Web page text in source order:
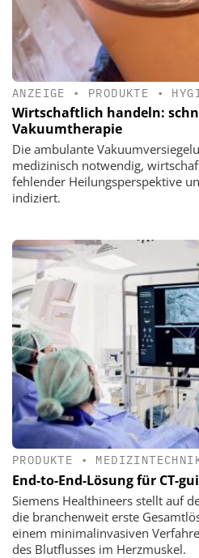
ANZEIGE • PRODUKTE •
Wirtschaftlich handeln:
Vakuumtherapie
Die ambulante
medizinisch notwendig,
fehlender Heilungsperspektive
indiziert.
PRODUKTE •
End-to-End-Lösung für CT-
Siemens Healthineers stellt auf
die branchenweit erste
einem minimalinvasiven
des Blutflusses im Herzmuskel.